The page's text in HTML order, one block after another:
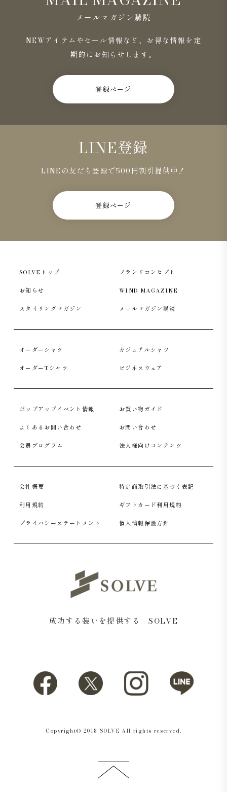
メールマガジン購読
NEWアイテムやセール情報など、お得な情報を定
期的にお知らせします。
登録ページ
LINE登録
LINEの友だち登録で500円割引提供中！
登録ページ
SOLVEトップ ブランドコンセプト
お知らせ WIND MAGAZINE
スタイリングマガジン メールマガジン購読
オーダーシャツ カジュアルシャツ
オーダーTシャツ ビジネスウェア
ポップアップイベント情報 お買い物ガイド
よくあるお問い合わせ お問い合わせ
会員プログラム 法人様向けコンテンツ
会社概要 特定商取引法に基づく表記
利用規約 ギフトカード利用規約
プライバシーステートメント 個人情報保護方針
成功する装いを提供する SOLVE
Copyright© 2018 SOLVE All rights reserved.